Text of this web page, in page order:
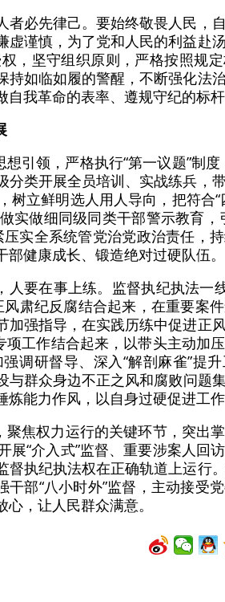
必先律己。要始终敬畏人民，
谨慎，为了党和人民的利益赴
，坚守组织原则，严格按照规
如临如履的警醒，不断强化法
我革命的表率、遵规守纪的标杆
引领，严格执行“第一议题”制
分类开展全员培训、实战练兵，
立鲜明选人用人导向，把符合
实做细同级同类干部警示教育，
实全系统管党治党政治责任，持
健康成长、锻造绝对过硬队伍。
要在事上练。监督执纪执法一
肃纪反腐结合起来，在重要案
强指导，在实践历练中促进正
工作结合起来，以带头主动加
调研督导、深入“解剖麻雀”提
与群众身边不正之风和腐败问题
能力作风，以自身过硬促进工作
焦权力运行的关键环节，突出
“介入式”监督、重要涉案人回
执纪执法权在正确轨道上运行
部“八小时外”监督，主动接受
，让人民群众满意。